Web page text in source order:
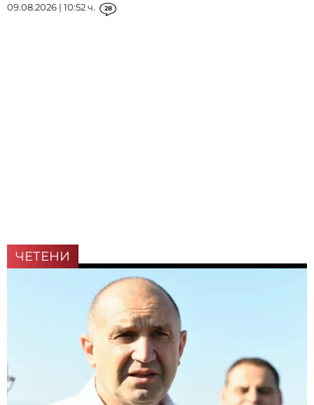
09.08.2026 | 10:52 ч. 28
ЧЕТЕНИ